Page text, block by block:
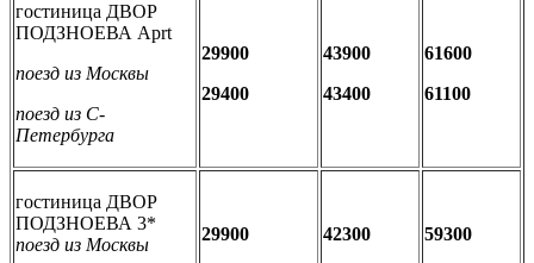
гостиница ДВОР
ПОДЗНОЕВА Aprt
поезд из Москвы
поезд из С-
Петербурга
29900
29400
43900
43400
61600
61100
гостиница ДВОР
ПОДЗНОЕВА 3*
поезд из Москвы
29900
42300
59300